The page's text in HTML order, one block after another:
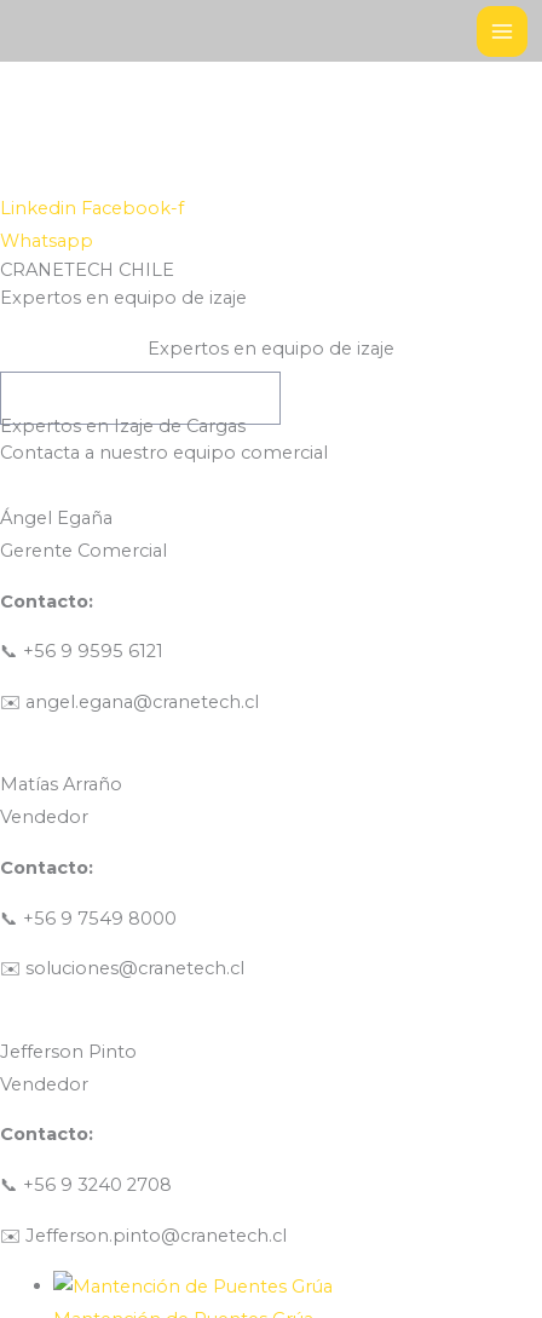
Linkedin Facebook-f
Whatsapp
CRANETECH CHILE
Expertos en equipo de izaje
Expertos en equipo de izaje
Expertos en Izaje de Cargas
Contacta a nuestro equipo comercial
Ángel Egaña
Gerente Comercial
Contacto:
📞 +56 9 9595 6121
✉️ angel.egana@cranetech.cl
Matías Arraño
Vendedor
Contacto:
📞 +56 9 7549 8000
✉️ soluciones@cranetech.cl
Jefferson Pinto
Vendedor
Contacto:
📞 +56 9 3240 2708
✉️ Jefferson.pinto@cranetech.cl